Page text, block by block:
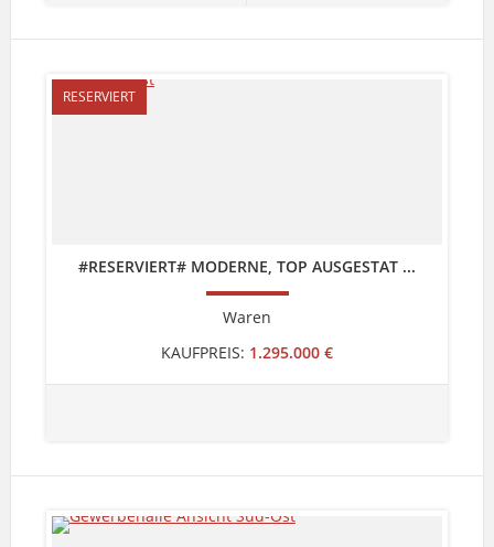
RESERVIERT
#RESERVIERT# MODERNE, TOP AUSGESTAT ...
Waren
KAUFPREIS: 1.295.000 €